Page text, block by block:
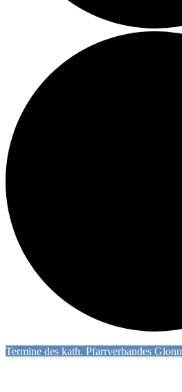
Termine des kath. Pfarrverbandes Glonn